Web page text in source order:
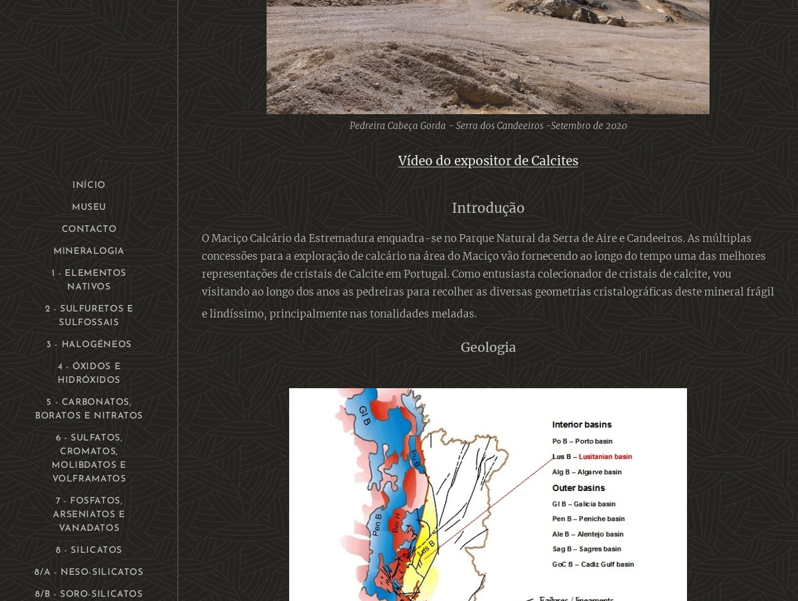
INÍCIO
MUSEU
CONTACTO
MINERALOGIA
1 - ELEMENTOS
NATIVOS
2 - SULFURETOS E
SULFOSSAIS
3 - HALOGÉNEOS
4 - ÓXIDOS E
HIDRÓXIDOS
5 - CARBONATOS,
BORATOS E NITRATOS
6 - SULFATOS,
CROMATOS,
MOLIBDATOS E
VOLFRAMATOS
7 - FOSFATOS,
ARSENIATOS E
VANADATOS
8 - SILICATOS
8/A - NESO-SILICATOS
8/B - SORO-SILICATOS
Pedreira Cabeça Gorda - Serra dos Candeeiros -Setembro de 2020
Vídeo do expositor de Calcites
Introdução
O Maciço Calcário da Estremadura enquadra-se no Parque Natural da Serra de Aire e Candeeiros. As múltiplas
concessões para a exploração de calcário na área do Maciço vão fornecendo ao longo do tempo uma das melhores
representações de cristais de Calcite em Portugal. Como entusiasta colecionador de cristais de calcite, vou
visitando ao longo dos anos as pedreiras para recolher as diversas geometrias cristalográficas deste mineral frágil
e lindíssimo, principalmente nas tonalidades meladas.
Geologia